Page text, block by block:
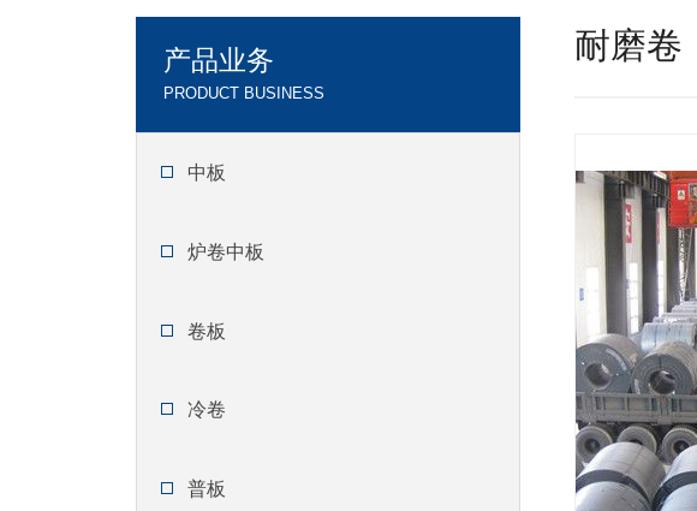
产品业务
PRODUCT BUSINESS
中板
炉卷中板
卷板
冷卷
普板
耐磨卷